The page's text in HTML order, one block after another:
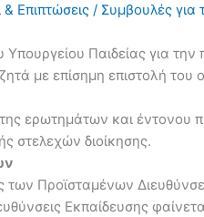
Επιπτώσεις / Συμβουλές
Παιδείας για
με επίσημη επιστολή
ερωτημάτων και
στελεχών διοίκησης.
των Προϊσταμένων
Εκπαίδευσης